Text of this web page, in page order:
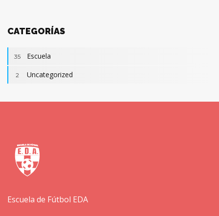
CATEGORÍAS
35 Escuela
2 Uncategorized
Escuela de Fútbol EDA